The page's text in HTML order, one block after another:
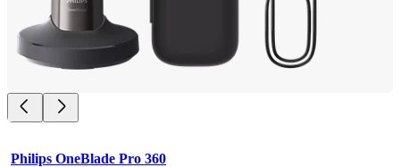
Philips OneBlade Pro 360